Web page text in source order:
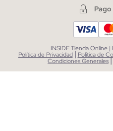
INSIDE Tienda Online
Política de Privacidad | Política de
Condiciones Generales|